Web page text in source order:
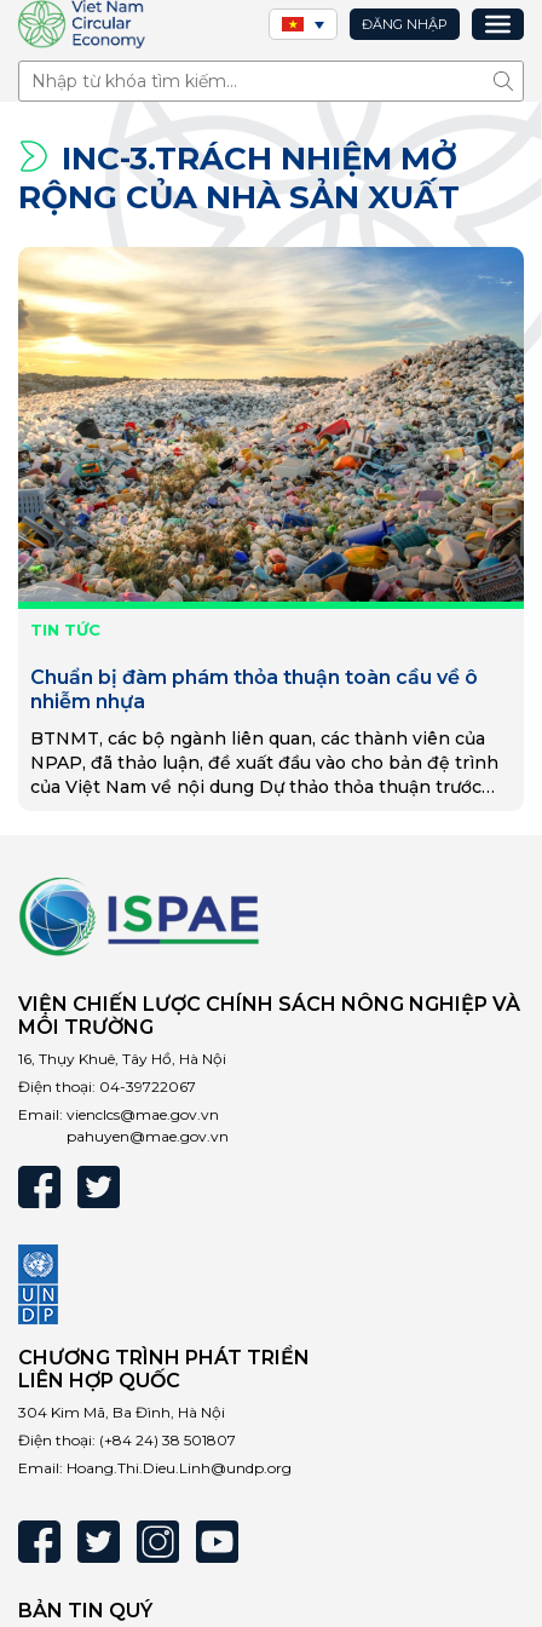
ĐĂNG NHẬP
Tìm
INC-3.TRÁCH NHIỆM MỞ
RỘNG CỦA NHÀ SẢN XUẤT
TIN TỨC
Chuẩn bị đàm phám thỏa thuận toàn cầu về ô
nhiễm nhựa
BTNMT, các bộ ngành liên quan, các thành viên của
NPAP, đã thảo luận, đề xuất đầu vào cho bản đệ trình
của Việt Nam về nội dung Dự thảo thỏa thuận trước
VIỆN CHIẾN LƯỢC CHÍNH SÁCH NÔNG NGHIỆP VÀ
MÔI TRƯỜNG
16, Thụy Khuê, Tây Hồ, Hà Nội
Điện thoại: 04-39722067
Email: vienclcs@mae.gov.vn
pahuyen@mae.gov.vn
CHƯƠNG TRÌNH PHÁT TRIỂN
LIÊN HỢP QUỐC
304 Kim Mã, Ba Đình, Hà Nội
Điện thoại: (+84 24) 38 501807
Email: Hoang.Thi.Dieu.Linh@undp.org
BẢN TIN QUÝ